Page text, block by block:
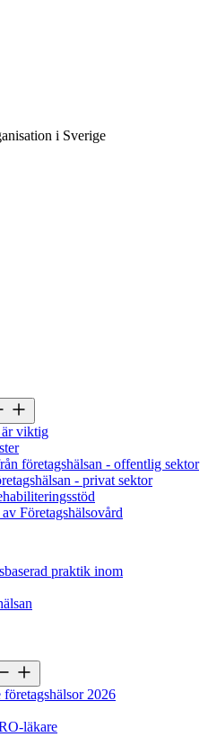
i Sverige
är viktig
företagshälsan - offentlig sektor
- privat sektor
Företagshälsovård
praktik inom
2026
läkare